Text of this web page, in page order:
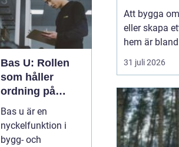
Bas U: Rollen
som håller
ordning på
arbetsmiljön i
byggprojekt
Bas u är en
nyckelfunktion i
bygg- och
ditt projekt
Att bygga
eller skapa
hem är
i livet. Valet av
avgörande
ekonomi,
Nyk&...
31 juli 2026